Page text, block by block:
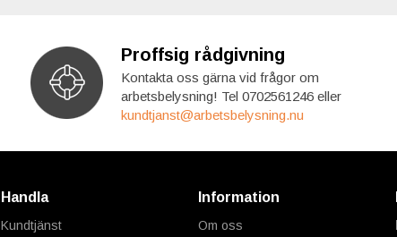
Proffsig rådgivning
Kontakta oss gärna vid frågor om
arbetsbelysning! Tel 0702561246 eller
kundtjanst@arbetsbelysning.nu
Handla
Kundtjänst
Information
Om oss